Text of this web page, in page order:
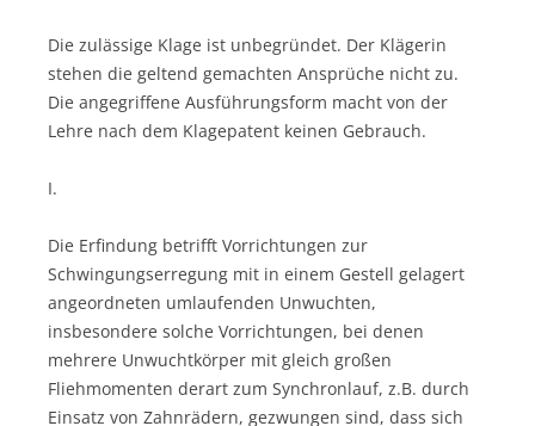
Die zulässige Klage ist unbegründet. Der Klägerin
stehen die geltend gemachten Ansprüche nicht zu.
Die angegriffene Ausführungsform macht von der
Lehre nach dem Klagepatent keinen Gebrauch.
I.
Die Erfindung betrifft Vorrichtungen zur
Schwingungserregung mit in einem Gestell gelagert
angeordneten umlaufenden Unwuchten,
insbesondere solche Vorrichtungen, bei denen
mehrere Unwucht­körper mit gleich großen
Fliehmomenten derart zum Synchronlauf, z.B. durch
Einsatz von Zahnrädern, gezwungen sind, dass sich